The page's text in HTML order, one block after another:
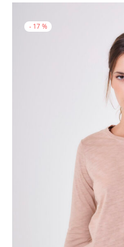
$ 10.000,00.
- 17 %